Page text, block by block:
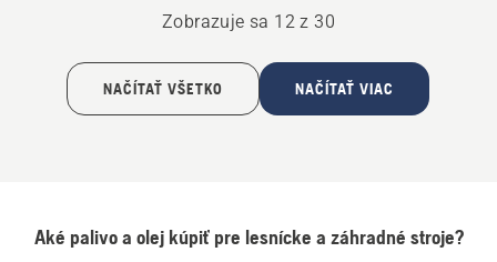
reťaze
Zobrazuje sa 12 z 30
NAČÍTAŤ VŠETKO NAČÍTAŤ VIAC
Aké palivo a olej kúpiť pre lesnícke a záhradné stroje?